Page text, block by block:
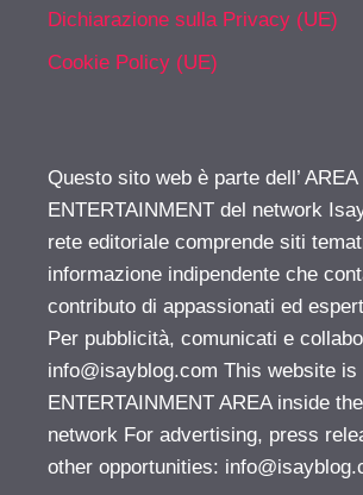
Dichiarazione sulla Privacy (UE)
Cookie Policy (UE)
Questo sito web è parte dell’ AREA
ENTERTAINMENT del network
rete editoriale comprende siti
informazione indipendente che
contributo di appassionati ed
Per pubblicità, comunicati e
info@isayblog.com This website is
ENTERTAINMENT AREA inside
network For advertising, press
other opportunities: